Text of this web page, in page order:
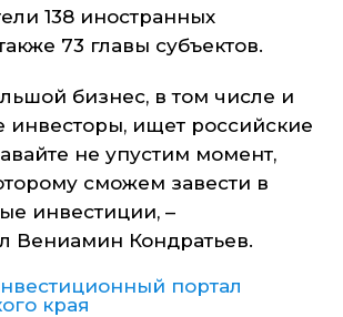
138 иностранных
73 главы субъектов.
бизнес, в том числе и
инвесторы, ищет российские
не упустим момент,
сможем завести в
инвестиции, –
Вениамин Кондратьев.
портал
края